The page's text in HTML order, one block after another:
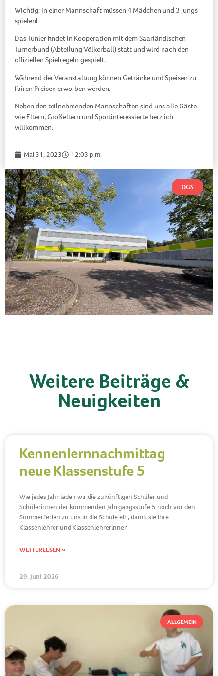
Wichtig: In einer Mannschaft müssen 4 Mädchen und 3 Jungs
spielen!
Das Tunier findet in Kooperation mit dem Saarländischen
Turnerbund (Abteilung Völkerball) statt und wird nach den
offiziellen Spielregeln gespielt.
Während der Veranstaltung können Getränke und Speisen zu
fairen Preisen erworben werden.
Neben den teilnehmenden Mannschaften sind uns alle Gäste
wie Eltern, Großeltern und Sportinteressierte herzlich
willkommen.
Mai 31, 2023 12:03 p.m.
OGS
Weitere Beiträge &
Neuigkeiten
Kennenlernnachmittag
neue Klassenstufe 5
Wie jedes Jahr laden wir die zukünftigen Schüler und
Schülerinnen der kommenden Jahrgangsstufe 5 noch vor den
Sommerferien zu uns in die Schule ein, damit sie ihre
Klassenlehrer und Klassenlehrerinnen
WEITERLESEN »
29. Juni 2026
ALLGEMEIN